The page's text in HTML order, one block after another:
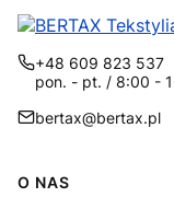
+48 609 823 537
pon. - pt. / 8:00 -
bertax@bertax.pl
Linki w stopce
O NAS